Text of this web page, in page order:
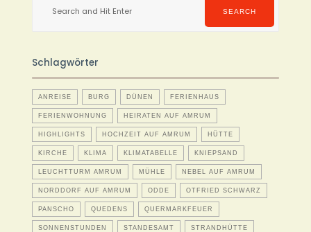
SEARCH
Schlagwörter
ANREISE BURG DÜNEN FERIENHAUS
FERIENWOHNUNG HEIRATEN AUF AMRUM
HIGHLIGHTS HOCHZEIT AUF AMRUM HÜTTE
KIRCHE KLIMA KLIMATABELLE KNIEPSAND
LEUCHTTURM AMRUM MÜHLE NEBEL AUF AMRUM
NORDDORF AUF AMRUM ODDE OTFRIED SCHWARZ
PANSCHO QUEDENS QUERMARKFEUER
SONNENSTUNDEN STANDESAMT STRANDHÜTTE